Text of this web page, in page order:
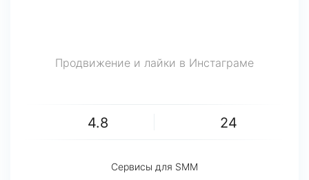
Продвижение и лайки в Инстаграме
4.8 24
Сервисы для SMM